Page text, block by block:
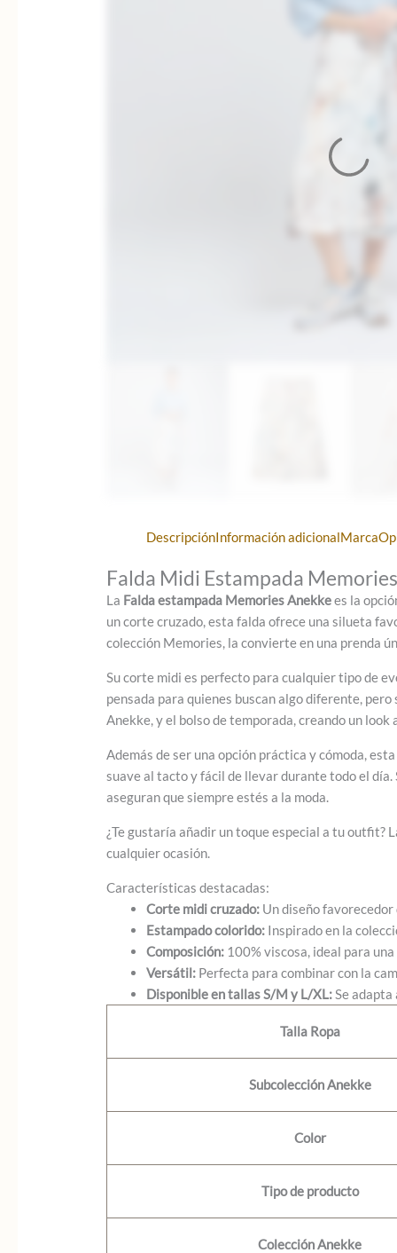
DescripciónInformación adicionalMarca
Falda Midi Estampada
La Falda estampada Memories Anekkees la
un corte cruzado, esta falda ofrece una silueta
colección Memories, la convierte en una prenda
Su corte midi es perfecto para cualquier tipo de
pensada para quienes buscan algo diferente,
Anekke, y el bolso de temporada, creando un
Además de ser una opción práctica y cómoda,
suave al tacto y fácil de llevar durante todo el
aseguran que siempre estés a la moda.
¿Te gustaría añadir un toque especial a tu outfit?
cualquier ocasión.
Características destacadas:
Corte midi cruzado: Un diseño
Estampado colorido: Inspirado en la
Composición: 100% viscosa, ideal para
Versátil: Perfecta para combinar con la
Disponible en tallas S/M y L/XL:Se
Talla Ropa
Subcolección Anekke
Color
Tipo de producto
Colección Anekke